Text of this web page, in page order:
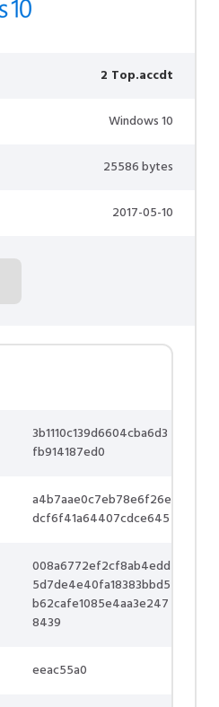
2 Top.accdt
Windows 10
25586 bytes
2017-05-10
3b1110c139d6604cba6d3
fb914187ed0
a4b7aae0c7eb78e6f26e
dcf6f41a64407cdce645
008a6772ef2cf8ab4edd
5d7de4e40fa18383bbd5
b62cafe1085e4aa3e247
8439
eeac55a0